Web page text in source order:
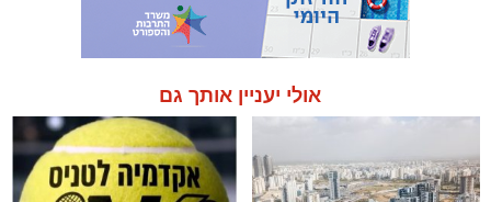
אולי יעניין אותך גם